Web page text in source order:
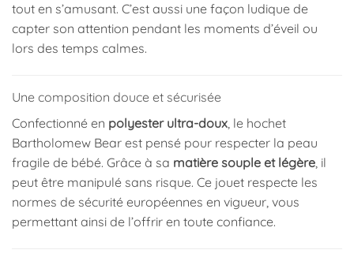
tout en s’amusant. C’est aussi une façon ludique de
capter son attention pendant les moments d’éveil ou
lors des temps calmes.
Une composition douce et sécurisée
Confectionné en polyester ultra-doux, le hochet
Bartholomew Bear est pensé pour respecter la peau
fragile de bébé. Grâce à sa matière souple et légère, il
peut être manipulé sans risque. Ce jouet respecte les
normes de sécurité européennes en vigueur, vous
permettant ainsi de l’offrir en toute confiance.